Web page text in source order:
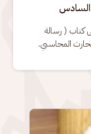
كتاب ( رسالة
المحاسبي.